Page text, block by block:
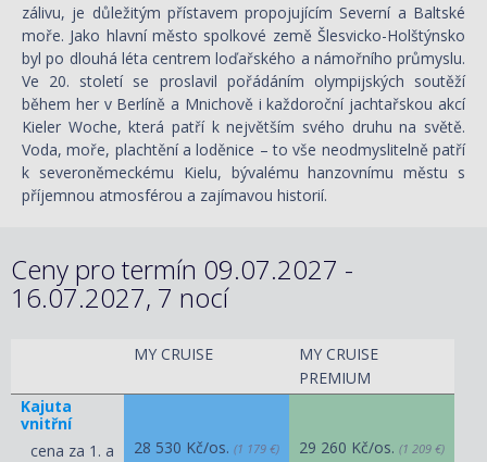
zálivu, je důležitým přístavem propojujícím Severní a Baltské
moře. Jako hlavní město spolkové země Šlesvicko-Holštýnsko
byl po dlouhá léta centrem loďařského a námořního průmyslu.
Ve 20. století se proslavil pořádáním olympijských soutěží
během her v Berlíně a Mnichově i každoroční jachtařskou akcí
Kieler Woche, která patří k největším svého druhu na světě.
Voda, moře, plachtění a loděnice – to vše neodmyslitelně patří
k severoněmeckému Kielu, bývalému hanzovnímu městu s
příjemnou atmosférou a zajímavou historií.
Ceny pro termín 09.07.2027 -
16.07.2027, 7 nocí
MY CRUISE
MY CRUISE
PREMIUM
Kajuta
vnitřní
cena za 1. a
28 530 Kč/os. (1 179 €) 29 260 Kč/os. (1 209 €)